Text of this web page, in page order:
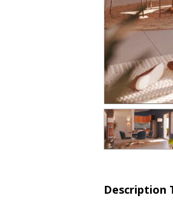
Description